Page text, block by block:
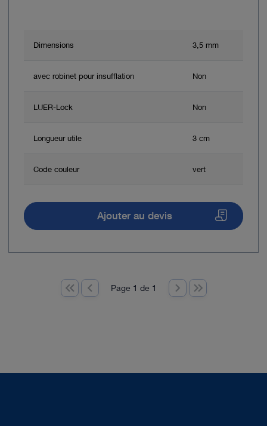
Dimensions 3,5 mm
avec robinet pour insufflation Non
LUER-Lock Non
Longueur utile 3 cm
Code couleur vert
Ajouter au devis
Page 1 de 1